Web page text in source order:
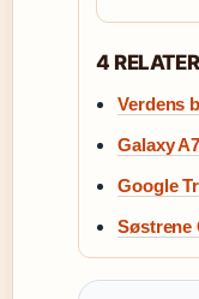
4
Verdens
Galaxy
Google
Søstrene